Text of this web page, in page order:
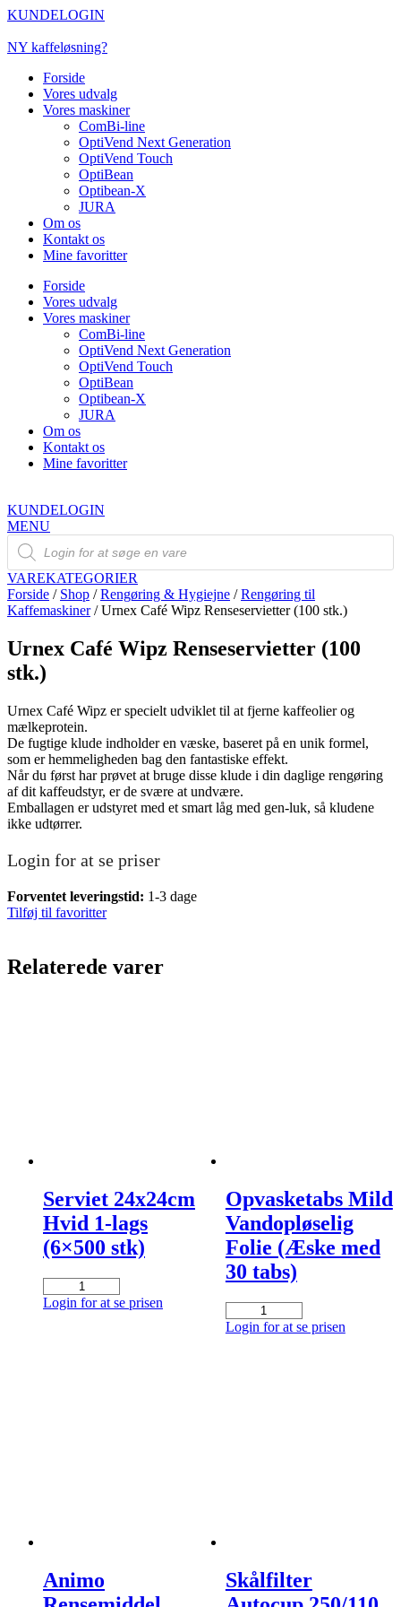
Videre
indhold
KUNDELOGIN
NY kaffeløsning?
Forside
Vores udvalg
Vores maskiner
ComBi-line
OptiVend Next Generation
OptiVend Touch
OptiBean
Optibean-X
JURA
Om os
Kontakt os
Mine favoritter
Forside
Vores udvalg
Vores maskiner
ComBi-line
OptiVend Next Generation
OptiVend Touch
OptiBean
Optibean-X
JURA
Om os
Kontakt os
Mine favoritter
KUNDELOGIN
MENU
Products
search
VAREKATEGORIER
Forside / Shop /Rengøring & Hygiejne /Rengøring til
Kaffemaskiner/ Urnex Café Wipz Renseservietter (100 stk.)
Urnex Café Wipz Renseservietter (100
stk.)
Urnex Café Wipz er specielt udviklet til at fjerne kaffeolier og
mælkeprotein.
De fugtige klude indholder en væske, baseret på en unik formel,
som er hemmeligheden bag den fantastiske effekt.
Når du først har prøvet at bruge disse klude i din daglige rengøring
af dit kaffeudstyr, er de svære at undvære.
Emballagen er udstyret med et smart låg med gen-luk, så kludene
ikke udtørrer.
Login for at se priser
Forventet leveringstid: 1-3 dage
Tilføj til favoritter
Relaterede varer
Serviet 24x24cm
Hvid 1-lags
(6×500 stk)
Serviet
24x24cm
Login for at se prisen
Opvasketabs Mild
Vandopløselig
Folie (Æske med
30 tabs)
Opvasketabs
Mild
Login for at se prisen
Animo
Skålfilter